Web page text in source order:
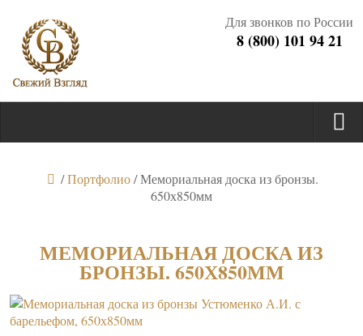
Для звонков по России
8 (800) 101 94 21
/Портфолио/Мемориальная доска из бронзы.
650х850мм
МЕМОРИАЛЬНАЯ ДОСКА ИЗ
БРОНЗЫ. 650Х850ММ